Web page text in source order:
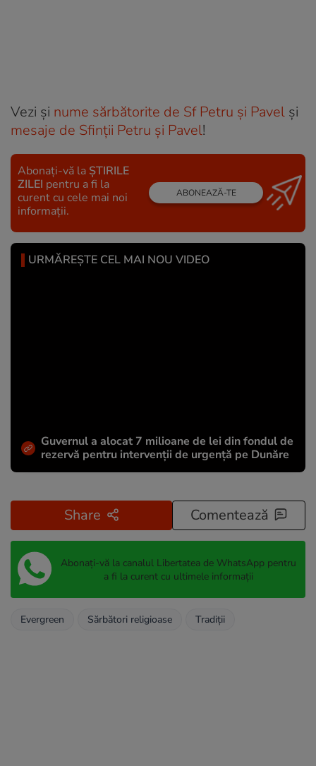
Vezi şi nume sărbătorite de Sf Petru și Pavel şi
mesaje de Sfinții Petru și Pavel!
Abonați-vă la ȘTIRILE
ZILEI pentru a fi la
curent cu cele mai noi
informații.
ABONEAZĂ-TE
URMĂREȘTE CEL MAI NOU VIDEO
Guvernul a alocat 7 milioane de lei din fondul de
rezervă pentru intervenții de urgență pe Dunăre
Share Comentează
Abonați-vă la canalul Libertatea de WhatsApp pentru
a fi la curent cu ultimele informații
Evergreen Sărbători religioase Tradiții